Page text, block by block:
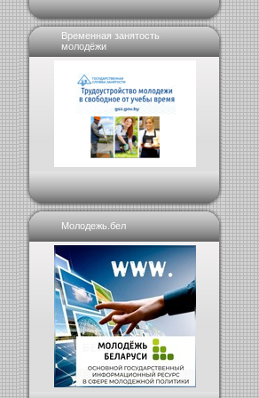
Временная занятость
молодёжи
Молодежь.бел